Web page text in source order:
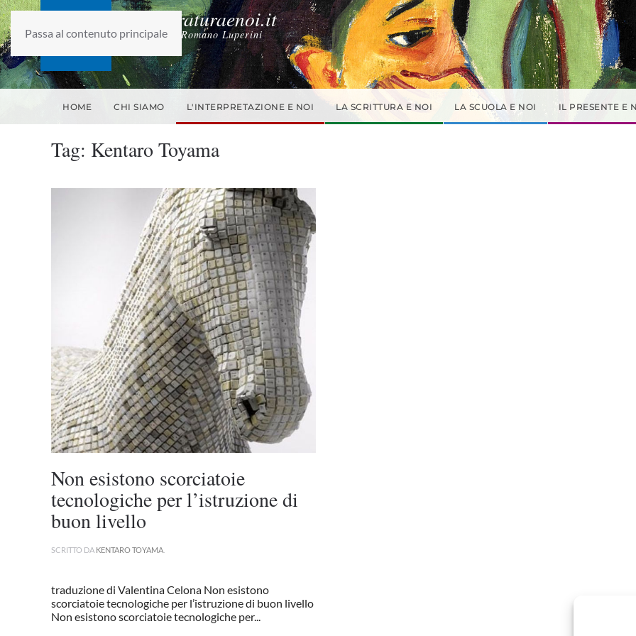
Passa al contenuto principale
laletteraturaenoi.it
fondato da Romano Luperini
HOME CHI SIAMO L'INTERPRETAZIONE E NOI LA SCRITTURA E NOI LA SCUOLA E NOI IL PRESENTE E
Tag: Kentaro Toyama
Non esistono scorciatoie
tecnologiche per l’istruzione di
buon livello
SCRITTO DA KENTARO TOYAMA
traduzione di Valentina Celona Non esistono
scorciatoie tecnologiche per l’istruzione di buon livello
Non esistono scorciatoie tecnologiche per...